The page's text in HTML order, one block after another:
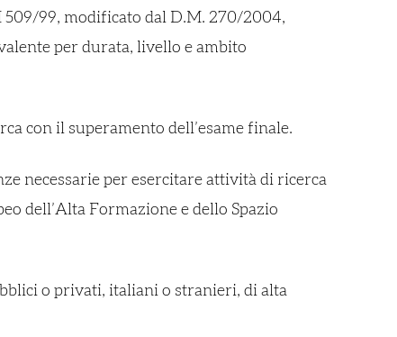
99, modificato dal D.M. 270/2004,
per durata, livello e ambito
con il superamento dell’esame finale.
necessarie per esercitare attività di ricerca
dell’Alta Formazione e dello Spazio
o privati, italiani o stranieri, di alta